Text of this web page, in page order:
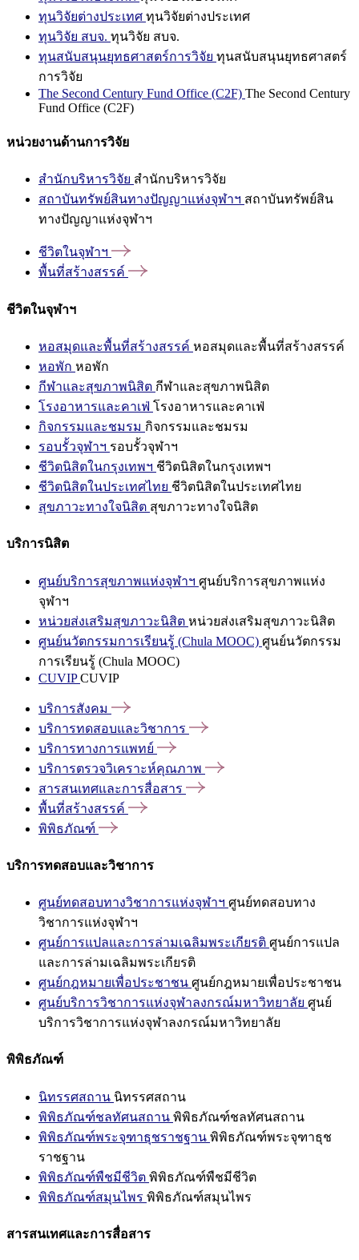
ทุนวิจัยต่างประเทศ ทุนวิจัยต่างประเทศ
ทุนวิจัย สบจ. ทุนวิจัย สบจ.
ทุนสนับสนุนยุทธศาสตร์การวิจัย ทุนสนับสนุนยุทธศาสตร์
การวิจัย
The Second Century Fund Office (C2F) The Second Century
Fund Office (C2F)
หน่วยงานด้านการวิจัย
สำนักบริหารวิจัย สำนักบริหารวิจัย
สถาบันทรัพย์สินทางปัญญาแห่งจุฬาฯ สถาบันทรัพย์สิน
ทางปัญญาแห่งจุฬาฯ
ชีวิตในจุฬาฯ
พื้นที่สร้างสรรค์
ชีวิตในจุฬาฯ
หอสมุดและพื้นที่สร้างสรรค์ หอสมุดและพื้นที่สร้างสรรค์
หอพัก หอพัก
กีฬาและสุขภาพนิสิต กีฬาและสุขภาพนิสิต
โรงอาหารและคาเฟ่ โรงอาหารและคาเฟ่
กิจกรรมและชมรม กิจกรรมและชมรม
รอบรั้วจุฬาฯ รอบรั้วจุฬาฯ
ชีวิตนิสิตในกรุงเทพฯ ชีวิตนิสิตในกรุงเทพฯ
ชีวิตนิสิตในประเทศไทย ชีวิตนิสิตในประเทศไทย
สุขภาวะทางใจนิสิต สุขภาวะทางใจนิสิต
บริการนิสิต
ศูนย์บริการสุขภาพแห่งจุฬาฯ ศูนย์บริการสุขภาพแห่ง
จุฬาฯ
หน่วยส่งเสริมสุขภาวะนิสิต หน่วยส่งเสริมสุขภาวะนิสิต
ศูนย์นวัตกรรมการเรียนรู้ (Chula MOOC) ศูนย์นวัตกรรม
การเรียนรู้ (Chula MOOC)
CUVIPCUVIP
บริการสังคม
บริการทดสอบและวิชาการ
บริการทางการแพทย์
บริการตรวจวิเคราะห์คุณภาพ
สารสนเทศและการสื่อสาร
พื้นที่สร้างสรรค์
พิพิธภัณฑ์
บริการทดสอบและวิชาการ
ศูนย์ทดสอบทางวิชาการแห่งจุฬาฯ ศูนย์ทดสอบทาง
วิชาการแห่งจุฬาฯ
ศูนย์การแปลและการล่ามเฉลิมพระเกียรติ ศูนย์การแปล
และการล่ามเฉลิมพระเกียรติ
ศูนย์กฎหมายเพื่อประชาชน ศูนย์กฎหมายเพื่อประชาชน
ศูนย์บริการวิชาการแห่งจุฬาลงกรณ์มหาวิทยาลัย ศูนย์
บริการวิชาการแห่งจุฬาลงกรณ์มหาวิทยาลัย
พิพิธภัณฑ์
นิทรรศสถาน นิทรรศสถาน
พิพิธภัณฑ์ชลทัศนสถาน พิพิธภัณฑ์ชลทัศนสถาน
พิพิธภัณฑ์พระจุฑาธุชราชฐาน พิพิธภัณฑ์พระจุฑาธุช
ราชฐาน
พิพิธภัณฑ์พืชมีชีวิต พิพิธภัณฑ์พืชมีชีวิต
พิพิธภัณฑ์สมุนไพร พิพิธภัณฑ์สมุนไพร
สารสนเทศและการสื่อสาร